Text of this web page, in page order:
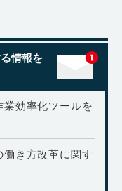
情報を
効率化ツールを
働き方改革に関す